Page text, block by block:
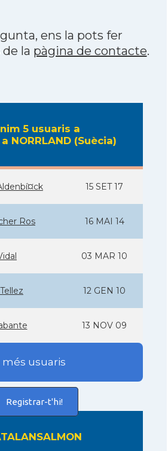
ens la pots fer
la pàgina de contacte.
5 usuaris a
NORRLAND (Suècia)
15 SET 17
Ros 16 MAI 14
03 MAR 10
12 GEN 10
13 NOV 09
més usuaris
Registrar-t'hi!